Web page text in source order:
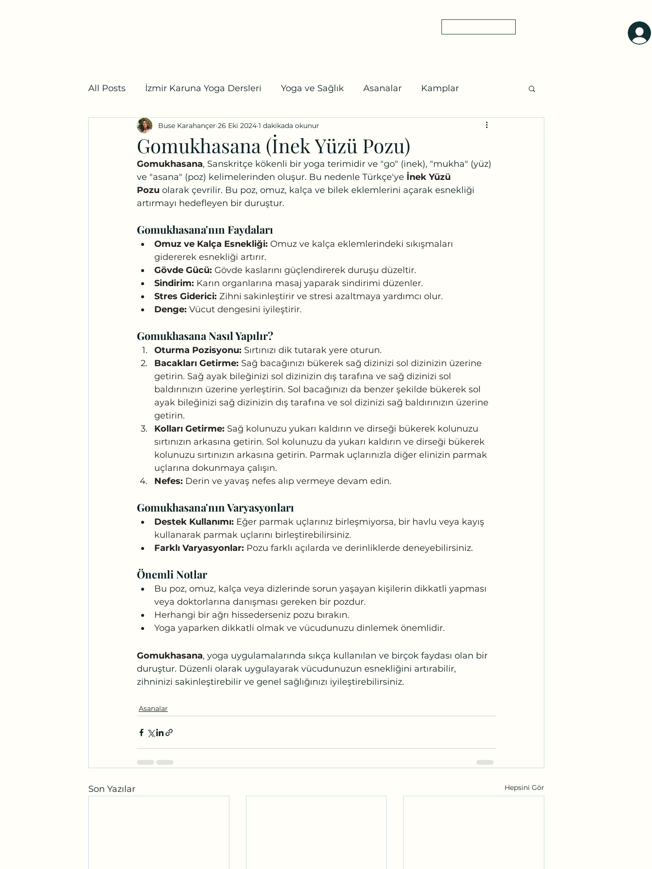
All Posts İzmir Karuna Yoga Dersleri Yoga ve Sağlık Asanalar Kamplar
Yoga Mitolojisi İzmir Karuna Yoga Koşalar Ayurveda
Gomukhasana (İnek Yüzü Pozu)
Buse Karahançer 26 Eki 2024 1 dakikada okunur
Gomukhasana, Sanskritçe kökenli bir yoga terimidir ve "go" (inek), "mukha" (yüz)
ve "asana" (poz) kelimelerinden oluşur. Bu nedenle Türkçe'ye İnek Yüzü
Pozu olarak çevrilir. Bu poz, omuz, kalça ve bilek eklemlerini açarak esnekliği
artırmayı hedefleyen bir duruştur.
Gomukhasana'nın Faydaları
Omuz ve Kalça Esnekliği: Omuz ve kalça eklemlerindeki sıkışmaları
gidererek esnekliği artırır.
Gövde Gücü: Gövde kaslarını güçlendirerek duruşu düzeltir.
Sindirim: Karın organlarına masaj yaparak sindirimi düzenler.
Stres Giderici: Zihni sakinleştirir ve stresi azaltmaya yardımcı olur.
Denge: Vücut dengesini iyileştirir.
Gomukhasana Nasıl Yapılır?
Oturma Pozisyonu: Sırtınızı dik tutarak yere oturun.
Bacakları Getirme: Sağ bacağınızı bükerek sağ dizinizi sol dizinizin üzerine
getirin. Sağ ayak bileğinizi sol dizinizin dış tarafına ve sağ dizinizi sol
baldırınızın üzerine yerleştirin. Sol bacağınızı da benzer şekilde bükerek sol
ayak bileğinizi sağ dizinizin dış tarafına ve sol dizinizi sağ baldırınızın üzerine
getirin.
Kolları Getirme: Sağ kolunuzu yukarı kaldırın ve dirseği bükerek kolunuzu
sırtınızın arkasına getirin. Sol kolunuzu da yukarı kaldırın ve dirseği bükerek
kolunuzu sırtınızın arkasına getirin. Parmak uçlarınızla diğer elinizin parmak
uçlarına dokunmaya çalışın.
Nefes: Derin ve yavaş nefes alıp vermeye devam edin.
Gomukhasana'nın Varyasyonları
Destek Kullanımı: Eğer parmak uçlarınız birleşmiyorsa, bir havlu veya kayış
kullanarak parmak uçlarını birleştirebilirsiniz.
Farklı Varyasyonlar: Pozu farklı açılarda ve derinliklerde deneyebilirsiniz.
Önemli Notlar
Bu poz, omuz, kalça veya dizlerinde sorun yaşayan kişilerin dikkatli yapması
veya doktorlarına danışması gereken bir pozdur.
Herhangi bir ağrı hissederseniz pozu bırakın.
Yoga yaparken dikkatli olmak ve vücudunuzu dinlemek önemlidir.
Gomukhasana, yoga uygulamalarında sıkça kullanılan ve birçok faydası olan bir
duruştur. Düzenli olarak uygulayarak vücudunuzun esnekliğini artırabilir,
zihninizi sakinleştirebilir ve genel sağlığınızı iyileştirebilirsiniz.
Asanalar
Son Yazılar Hepsini Gör